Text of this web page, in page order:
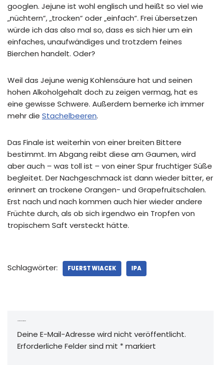
googlen. Jejune ist wohl englisch und heißt so viel wie
„nüchtern“, „trocken“ oder „einfach“. Frei übersetzen
würde ich das also mal so, dass es sich hier um ein
einfaches, unaufwändiges und trotzdem feines
Bierchen handelt. Oder?
Weil das Jejune wenig Kohlensäure hat und seinen
hohen Alkoholgehalt doch zu zeigen vermag, hat es
eine gewisse Schwere. Außerdem bemerke ich immer
mehr die Stachelbeeren.
Das Finale ist weiterhin von einer breiten Bittere
bestimmt. Im Abgang reibt diese am Gaumen, wird
aber auch – was toll ist – von einer Spur fruchtiger Süße
begleitet. Der Nachgeschmack ist dann wieder bitter, er
erinnert an trockene Orangen- und Grapefruitschalen.
Erst nach und nach kommen auch hier wieder andere
Früchte durch, als ob sich irgendwo ein Tropfen von
tropischem Saft versteckt hätte.
Schlagwörter: FUERST WIACEK IPA
Deine E-Mail-Adresse wird nicht veröffentlicht.
Erforderliche Felder sind mit *markiert